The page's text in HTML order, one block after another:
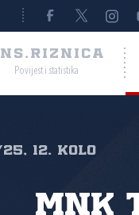
Povijest i statistika
12. kolo
MNK